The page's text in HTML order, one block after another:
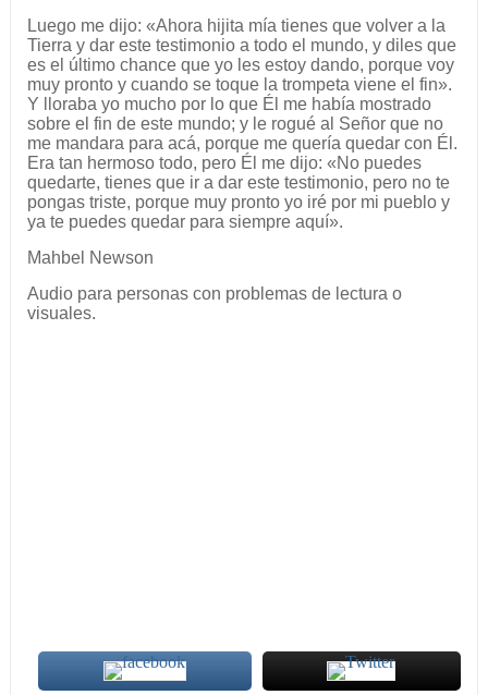
Luego me dijo: «Ahora hijita mía tienes que volver a la
Tierra y dar este testimonio a todo el mundo, y diles que
es el último chance que yo les estoy dando, porque voy
muy pronto y cuando se toque la trompeta viene el fin».
Y lloraba yo mucho por lo que Él me había mostrado
sobre el fin de este mundo; y le rogué al Señor que no
me mandara para acá, porque me quería quedar con Él.
Era tan hermoso todo, pero Él me dijo: «No puedes
quedarte, tienes que ir a dar este testimonio, pero no te
pongas triste, porque muy pronto yo iré por mi pueblo y
ya te puedes quedar para siempre aquí».
Mahbel Newson
Audio para personas con problemas de lectura o
visuales.